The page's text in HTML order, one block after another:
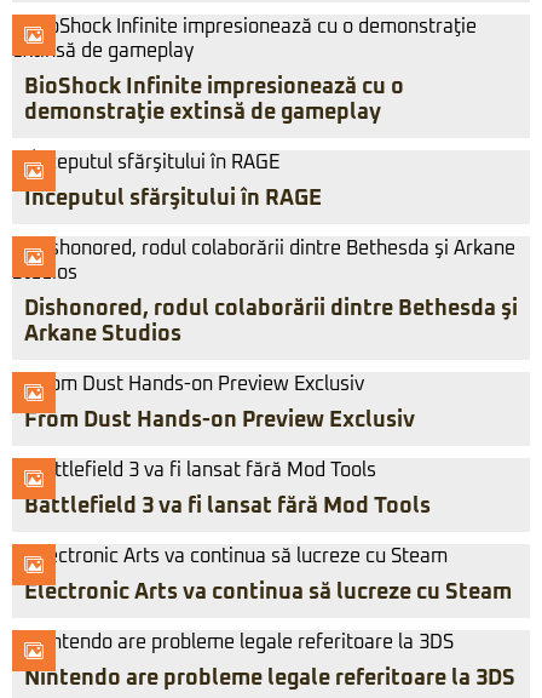
BioShock Infinite impresionează cu o
demonstraţie extinsă de gameplay
Începutul sfărşitului în RAGE
Dishonored, rodul colaborării dintre Bethesda şi
Arkane Studios
From Dust Hands-on Preview Exclusiv
Battlefield 3 va fi lansat fără Mod Tools
Electronic Arts va continua să lucreze cu Steam
Nintendo are probleme legale referitoare la 3DS